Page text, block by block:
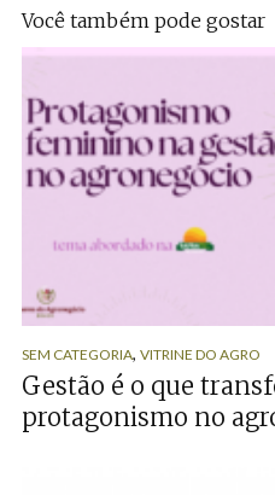
Você também pode gostar
SEM CATEGORIA, VITRINE DO AGRO
Gestão é o que
protagonismo no